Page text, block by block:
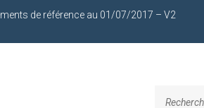
de référence au 01/07/2017 – V2